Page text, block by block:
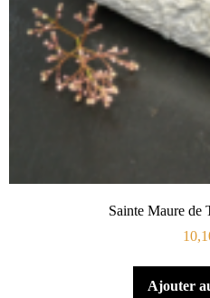
Sainte Maure de
Ajouter